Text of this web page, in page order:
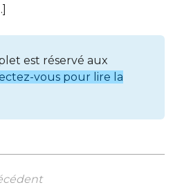
est réservé aux
vous pour lire la